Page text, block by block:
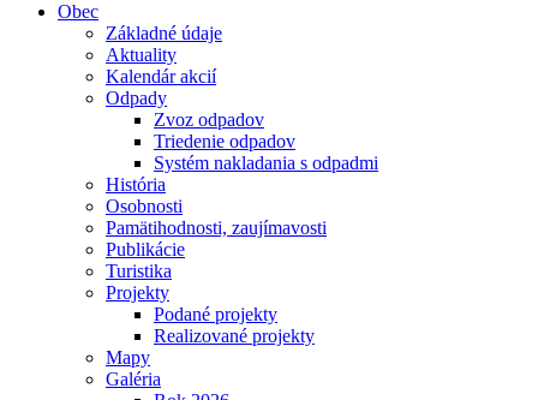
Obec
Základné údaje
Aktuality
Kalendár akcií
Odpady
Zvoz odpadov
Triedenie odpadov
Systém nakladania s odpadmi
História
Osobnosti
Pamätihodnosti, zaujímavosti
Publikácie
Turistika
Projekty
Podané projekty
Realizované projekty
Mapy
Galéria